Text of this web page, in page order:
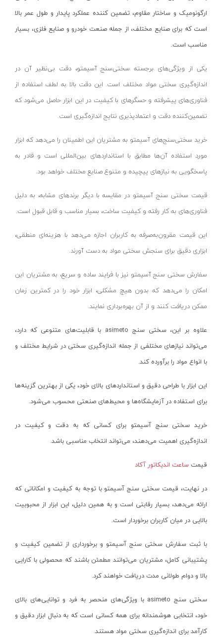
ماسک جوشکاری
سایر ابزار جوشکاری
کیت جوشکاری
مهره کبریتی
دستگاه جوش الکتروفیوژن
سرپیک جوشکاری
خشک کن الکترود
ربات جوش و برش
میز برش
دستگاه لوله بازکنی
موتور برق
شلنگ ویبراتور
ماله موتوری
حدیده برقی
گریس پمپ
گریس پمپ دستی
دستگاه صافکاری
درجه باد
جوش لوله سبز
دستگاه های هیدرواستاتیک
انواع دستگاه پمپ
ابزار مکانیکی و تعمیرگاهی
اتو لوله سبز
ساکشن روغن
برانکارد تعمیرگاهی
استاپر لوله
لکا- LEKA
آکاد- ACCUD
تهران کیت- TEHRANKIT
راد الکتریک- RAD ELECTRIC
تکنوتل- TECHNOTEL
ام تی- MT
الاندا- ELANDA
حارس-HARES
بلدن- BELDEN
فردان الکتریک- FARDAN ELECTRIC
نوراستار- NOURSTAR
پی ال- PL
اوسیس- OASIS
آسیمتو- ASIMETO
مکس-MAX
فردان الکتریک- FARDAN ELECTRIC
الیت- ALITE
ریفنگ- RIFENG
انگاره- ENGAREH
لگرند- LEGRAND
ام وی سی- MVC
ام تی- MT
آسیا-ASYA
سولونیکس- SOLONIX
بیلیان- BAILIAN
سی ان سی- CNC
جی آر- GR
قرمز- مشکی- طوسی
سفید-آفتابی
قرمز-آبی-سبز
مسی
هفت رنگ
آفتابی
سفید یخی
سفید_آفتابی_انبه‌ای
سفید-نچرال-آفتابی
متنوع
چند رنگ
زرد-قرمز
کرم-قرمز
ابی
شفاف
آبی-قرمز
زرد-قهوه ای
ارگونومیک و ساختار مقاوم، تضمین کننده عملکرد پایدار و طول عمر بالا
است که برای صنایع مختلف، از جمله صنعت خودرو و صنایع فلزی، بسیار
مناسب است.
یکی از ویژگی‌های برجسته سختی‌سنج آسیمتو، دقت بی‌نظیر آن در
اندازه‌گیری سختی مواد مختلف است. این دقت بالا به لطف استفاده از
فناوری‌های پیشرفته و حسگرهای با کیفیت در این ابزار حاصل می‌شود که
تضمین‌کننده دقت و اعتمادپذیری نتایج اندازه‌گیری است.
خرید سختی‌سنج‌های آسیمتو به مشتریان این اطمینان را می‌دهد که ابزار
مورد استفاده آن‌ها مطابق با استانداردهای بین‌المللی است و قادر به
پاسخگویی به نیازهای پیچیده و متنوع صنایع مختلف خواهد بود.
قیمت سختی سنج‌ آسیمتو در مقایسه با دیگر برندهای مشابه، به دلیل
فناوری‌های به کار رفته و کیفیت ساخت، بسیار مناسب و قابل قبول است.
این قیمت مقرون‌به‌صرفه به کاربران اجازه می‌دهد با هزینه‌ای منطقی،
ابزاری دقیق برای سنجش سختی مواد به دست آورند.
سفارش سختی سنج‌ آسیمتو نیز با فرایند ساده و سریع، به مشتریان این
امکان را می‌دهد که بدون هیچ مشکلی، ابزار خود را در کمترین زمان
ممکن دریافت کنند و از آن بهره‌برداری نمایند.
علاوه بر این، سختی سنج asimeto با قابلیت‌های متنوعی که دارد،
می‌تواند نیازهای مختلفی از جمله اندازه‌گیری سختی در شرایط مختلف و
با انواع مواد را برآورده کند.
این ابزار با طراحی دقیق و استانداردهای بالای خود، یکی از بهترین گزینه‌ها
برای استفاده در آزمایشگاه‌ها و محیط‌های صنعتی محسوب می‌شود.
خرید سختی سنج‌ آسیمتو برای کسانی که به دقت و کیفیت در
اندازه‌گیری اهمیت می‌دهند، می‌تواند انتخاب مناسبی باشد.
قیمت ساعت اندیکاتور آکاد
در نهایت، قیمت سختی سنج‌ آسیمتو با توجه به کیفیت و امکاناتی که
ارائه می‌دهد، بسیار رقابتی است و به همین دلیل، این ابزار از محبوبیت
بالایی در میان کاربران برخوردار است.
با ثبت سفارش سختی‌ سنج آسیمتو و برخورداری از تضمین کیفیت و
پشتیبانی کامل، مشتریان می‌توانند مطمئن باشند که محصولی با کارایی
بالا و دوام طولانی مدت دریافت خواهند کرد.
سختی سنج asimeto با ویژگی‌های منحصر به فرد و توانایی‌های بالای
خود، انتخابی هوشمندانه برای همه کسانی است که به دنبال ابزار دقیق و
کارآمد برای اندازه‌گیری سختی مواد هستند.